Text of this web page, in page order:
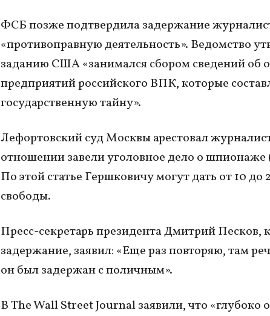
ФСБ позже подтвердила задержание
«противоправную деятельность». Ведомство
заданию США «занимался сбором сведений об
предприятий российского ВПК, которые
государственную тайну».
Лефортовский суд Москвы арестовал
отношении завели уголовное дело о шпионаже
По этой статье Гершковичу могут дать от 10
свободы.
Пресс-секретарь президента Дмитрий Песков,
задержание, заявил: «Еще раз повторяю, там
он был задержан с поличным».
В The Wall Street Journal заявили, что «глубоко